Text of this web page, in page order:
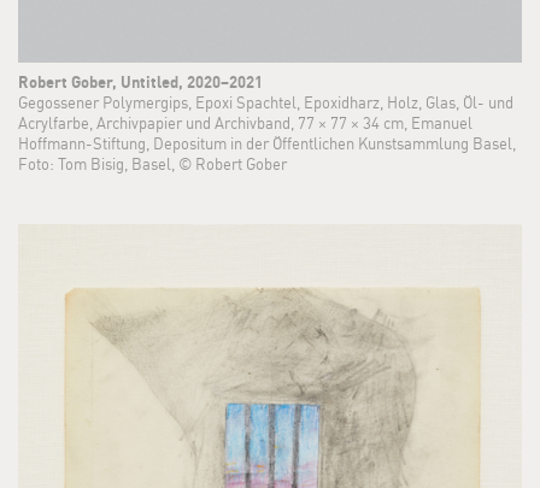
Robert Gober, Untitled, 2020–2021
Gegossener Polymergips, Epoxi Spachtel, Epoxidharz, Holz, Glas, Öl- und
Acrylfarbe, Archivpapier und Archivband, 77 × 77 × 34 cm, Emanuel
Hoffmann-Stiftung, Depositum in der Öffentlichen Kunstsammlung Basel,
Foto: Tom Bisig, Basel, © Robert Gober